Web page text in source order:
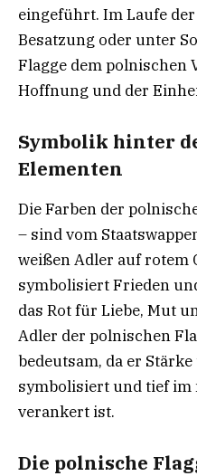
eingeführt. Im Laufe
Besatzung oder unter
Flagge dem polnischen
Hoffnung und der
Symbolik hinter
Elementen
Die Farben der
– sind vom
weißen Adler auf rotem
symbolisiert Frieden
das Rot für Liebe, Mut
Adler der polnischen
bedeutsam, da er
symbolisiert und tief im
verankert ist.
Die polnische